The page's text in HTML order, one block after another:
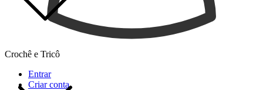
Crochê e Tricô
Entrar
Criar conta